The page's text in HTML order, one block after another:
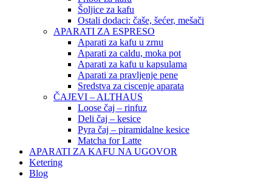
Šoljice za kafu
Ostali dodaci: čaše, šećer, mešači
APARATI ZA ESPRESO
Aparati za kafu u zrnu
Aparati za caldu, moka pot
Aparati za kafu u kapsulama
Aparati za pravljenje pene
Sredstva za ciscenje aparata
ČAJEVI – ALTHAUS
Loose čaj – rinfuz
Deli čaj – kesice
Pyra čaj – piramidalne kesice
Matcha for Latte
APARATI ZA KAFU NA UGOVOR
Ketering
Blog